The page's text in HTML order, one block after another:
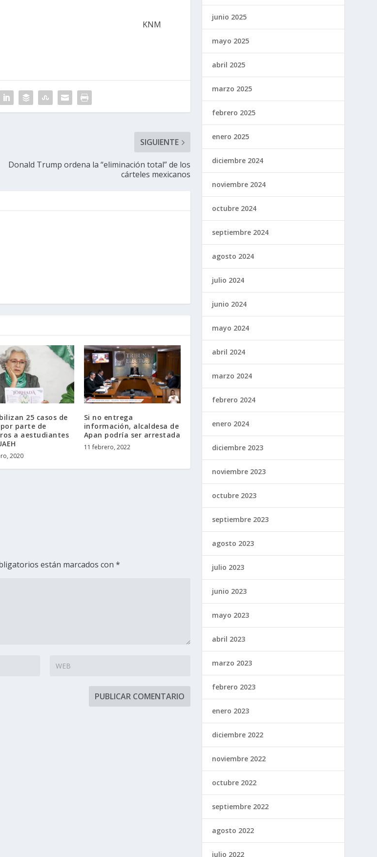
KNM
SIGUIENTE
Donald Trump ordena la “eliminación total” de los
cárteles mexicanos
25 casos de
parte de
a aestudiantes
2020
Si no entrega
información, alcaldesa de
Apan podría ser arrestada
11 febrero, 2022
están marcados con*
junio 2025
mayo 2025
abril 2025
marzo 2025
febrero 2025
enero 2025
diciembre 2024
noviembre 2024
octubre 2024
septiembre 2024
agosto 2024
julio 2024
junio 2024
mayo 2024
abril 2024
marzo 2024
febrero 2024
enero 2024
diciembre 2023
noviembre 2023
octubre 2023
septiembre 2023
agosto 2023
julio 2023
junio 2023
mayo 2023
abril 2023
marzo 2023
febrero 2023
enero 2023
diciembre 2022
noviembre 2022
octubre 2022
septiembre 2022
agosto 2022
julio 2022